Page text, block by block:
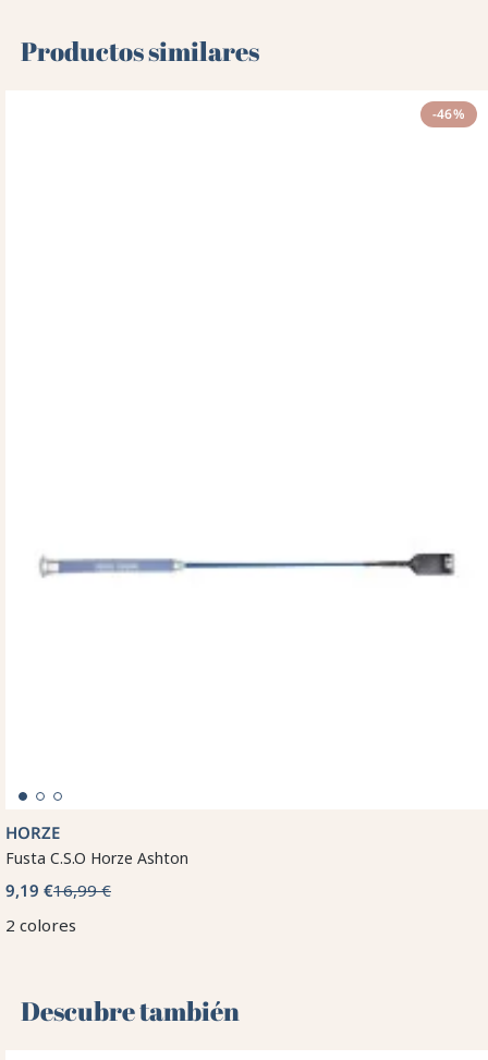
Productos similares
-46%
HORZE
Fusta C.S.O Horze Ashton
9,19 €16,99 €
2 colores
Descubre también 🌻